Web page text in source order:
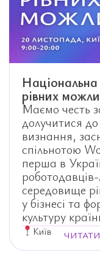
Національна
рівних
Маємо честь
долучитися
визнання,
спільнотою
перша в
середовище
у бізнесі та
культуру
Київ